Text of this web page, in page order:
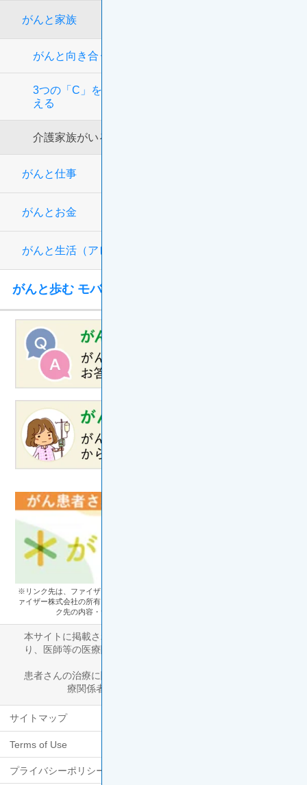
がんと家族
がんと向き合う家族の心得
3つの「C」を意識して、子どもにがんを正しく伝
える
介護家族がいる人のがん治療
がんと仕事
がんとお金
がんと生活（アピアランス）
がんと歩む モバイルアプリ
※リンク先は、ファイザー株式会社のサイトを離れます。リンク先のサイトはフ
ァイザー株式会社の所有・管理するものではなく、ファイザー株式会社は、リン
ク先の内容・サービスについて、一切責任を負いません。
本サイトに掲載された健康情報は啓発を目的としたものであ
り、医師等の医療関係者に対する相談に代わるものではあり
患者さんの治療に関しては、個々の特性を考慮し医師等の医
療関係者と相談の上決定してください。
サイトマップ
Terms of Use
プライバシーポリシー